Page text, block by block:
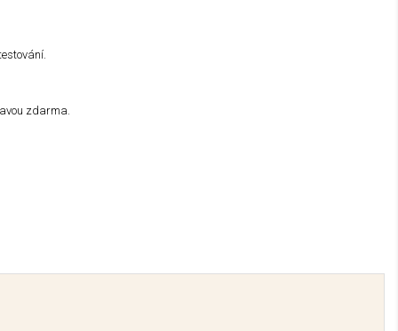
zdarma.